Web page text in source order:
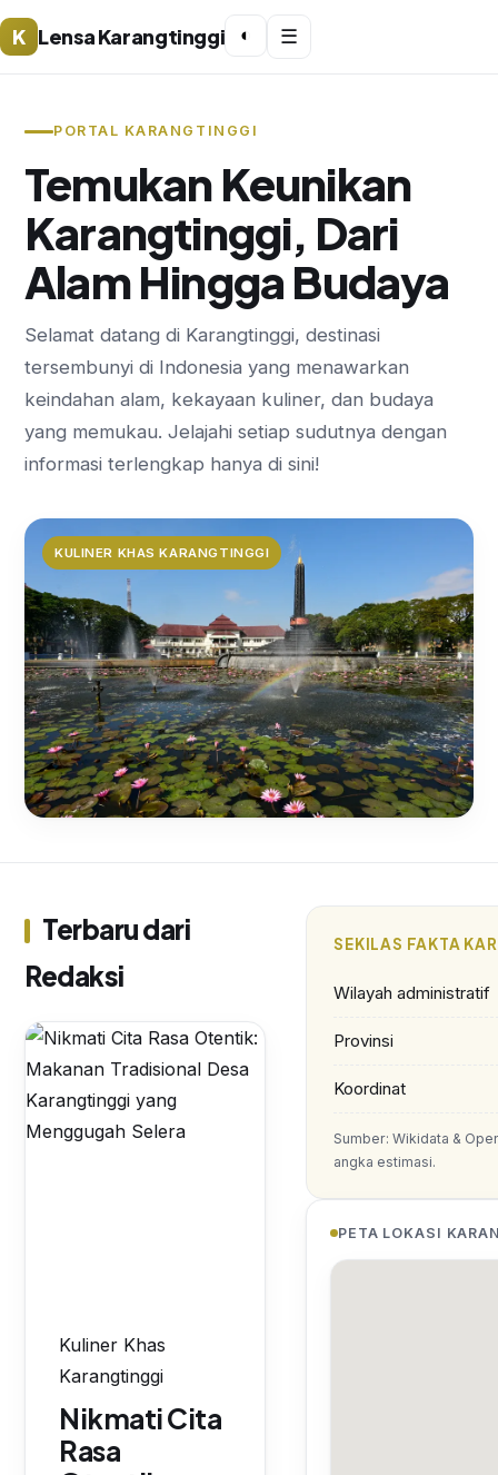
K Lensa Karangtinggi ◐ ☰
PORTAL KARANGTINGGI
Temukan Keunikan
Karangtinggi, Dari
Alam Hingga Budaya
Selamat datang di Karangtinggi, destinasi
tersembunyi di Indonesia yang menawarkan
keindahan alam, kekayaan kuliner, dan budaya
yang memukau. Jelajahi setiap sudutnya dengan
informasi terlengkap hanya di sini!
KULINER KHAS KARANGTINGGI
Karangtinggi yang Menggugah
Terbaru dari
Redaksi
Kuliner Khas
Karangtinggi
Nikmati Cita
Rasa
SEKILAS FAKTA
Wilayah administratif
Provinsi
Koordinat
Sumber: Wikidata &
angka estimasi.
PETA LOKASI